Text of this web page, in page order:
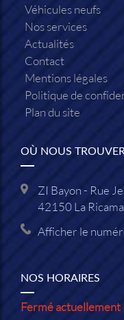
Véhicules neufs
Nos services
Actualités
Contact
Mentions légales
Politique de
Plan du site
OÙ NOUS
ZI Bayon - Rue
42150La
Afficher le
NOS HORAIRES
Fermé actuellement